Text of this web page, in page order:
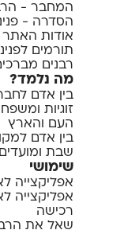
המחבר -
הסדרה -
אודות האתר
תורמים
רבנים
מה נלמד?
בין אדם
זוגיות
העם והארץ
בין אדם
שבת ומועדים
שימושי
אפליקצייה
אפליקצייה
רכישה
שאל את